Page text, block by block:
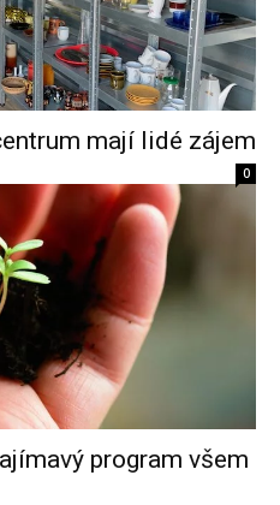
mají lidé zájem
0
program všem